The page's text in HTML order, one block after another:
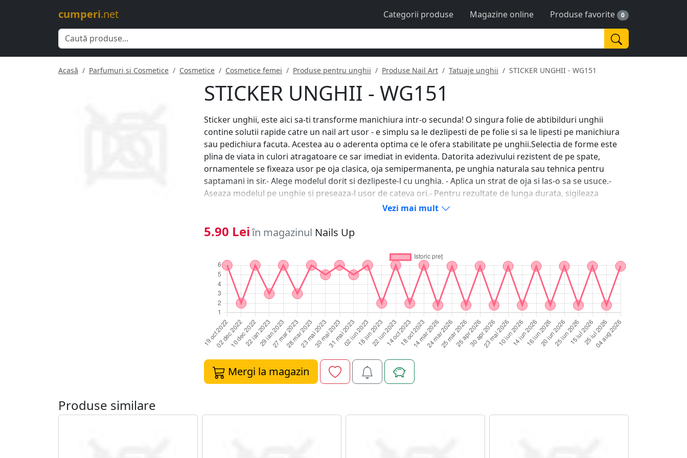
cumperi.net Categorii produse Magazine online Produse favorite 0
Acasă Parfumuri si Cosmetice Cosmetice Cosmetice femei Produse pentru unghii Produse Nail Art Tatuaje unghii STICKER UNGHII - WG151
STICKER UNGHII - WG151
Sticker unghii, este aici sa-ti transforme manichiura intr-o secunda! O singura folie de abtibilduri unghii
contine solutii rapide catre un nail art usor - e simplu sa le dezlipesti de pe folie si sa le lipesti pe manichiura
sau pedichiura facuta. Acestea au o aderenta optima ce le ofera stabilitate pe unghii.Selectia de forme este
plina de viata in culori atragatoare ce sar imediat in evidenta. Datorita adezivului rezistent de pe spate,
ornamentele se fixeaza usor pe oja clasica, oja semipermanenta, pe unghia naturala sau tehnica pentru
saptamani in sir.- Alege modelul dorit si dezlipeste-l cu unghia. - Aplica un strat de oja si las-o sa se usuce.-
Aseaza modelul pe unghie si preseaza-l usor de cateva ori.- Pentru rezultate de lunga durata, sigileaza
Vezi mai mult
5.90 Leiîn magazinul Nails Up
Mergi la magazin
Produse similare